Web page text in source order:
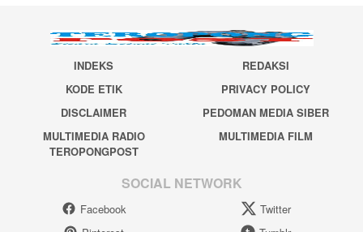
INDEKS
REDAKSI
KODE ETIK
PRIVACY POLICY
DISCLAIMER
PEDOMAN MEDIA SIBER
MULTIMEDIA RADIO
TEROPONGPOST
MULTIMEDIA FILM
SOCIAL NETWORK
Facebook
Twitter